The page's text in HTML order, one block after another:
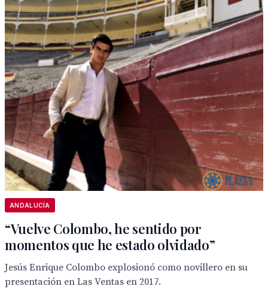
ANDALUCÍA
“Vuelve Colombo, he sentido por
momentos que he estado olvidado”
Jesús Enrique Colombo explosionó como novillero en su
presentación en Las Ventas en 2017.